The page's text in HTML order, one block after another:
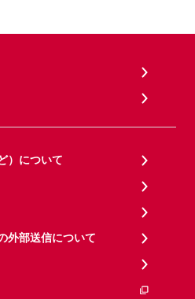
）について
外部送信について